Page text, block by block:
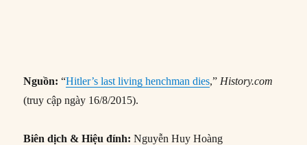
Nguồn: “Hitler’s last living henchman dies,” History.com
(truy cập ngày 16/8/2015).
Biên dịch & Hiệu đính: Nguyễn Huy Hoàng